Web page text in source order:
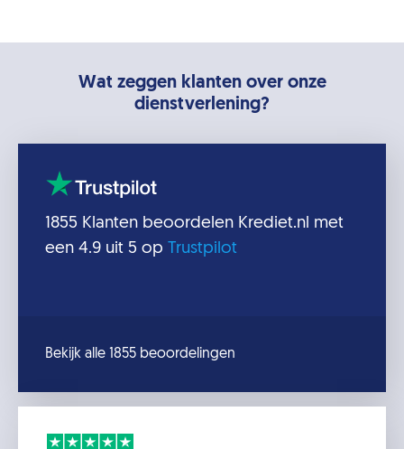
Wat zeggen klanten over onze
dienstverlening?
1855 Klanten beoordelen Krediet.nl met
een 4.9 uit 5 op Trustpilot
Bekijk alle 1855 beoordelingen